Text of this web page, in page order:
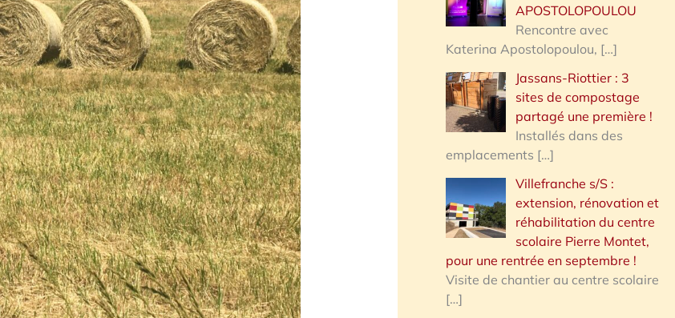
APOSTOLOPOULOU
Rencontre avec
Katerina Apostolopoulou, […]
Jassans-Riottier : 3
sites de compostage
partagé une première !
Installés dans des
emplacements […]
Villefranche s/S :
extension, rénovation et
réhabilitation du centre
scolaire Pierre Montet,
pour une rentrée en septembre !
Visite de chantier au centre scolaire
[…]